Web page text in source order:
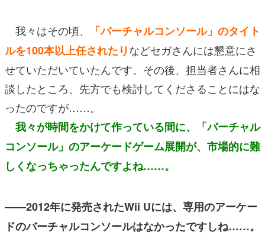
我々はその頃、
「バーチャルコンソール」のタイト
ルを100本以上任されたりなどセガさんには懇意にさ
せていただいていたんです。その後、担当者さんに相
談したところ、先方でも検討してくださることにはな
ったのですが……。
我々が時間をかけて作っている間に、「バーチャル
コンソール」のアーケードゲーム展開が、市場的に難
しくなっちゃったんですよね……。
――2012年に発売されたWii Uには、専用のアーケー
ドのバーチャルコンソールはなかったですしね……。